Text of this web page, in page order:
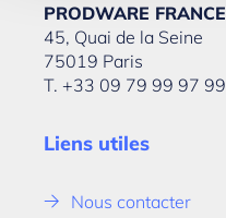
PRODWARE FRANCE
45, Quai de la Seine
75019 Paris
T. +33 09 79 99 97 99
Liens utiles
Nous contacter